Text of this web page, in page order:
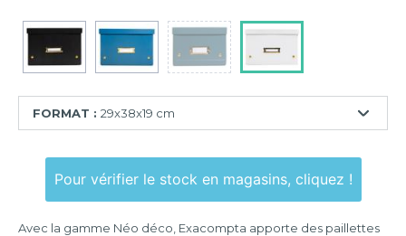
FORMAT : 29x38x19 cm
29x38x19
Pour vérifier le stock en magasins, cliquez !
Avec la gamme Néo déco, Exacompta apporte des paillettes